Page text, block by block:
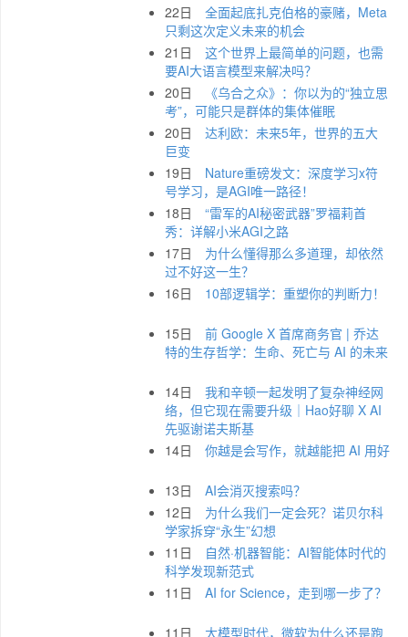
22日
全面起底扎克伯格的豪赌，Meta
只剩这次定义未来的机会
21日
这个世界上最简单的问题，也需
要AI大语言模型来解决吗？
20日
《乌合之众》：你以为的“独立思
考”，可能只是群体的集体催眠
20日
达利欧：未来5年，世界的五大
巨变
19日
Nature重磅发文：深度学习x符
号学习，是AGI唯一路径！
18日
“雷军的AI秘密武器”罗福莉首
秀：详解小米AGI之路
17日
为什么懂得那么多道理，却依然
过不好这一生？
16日
10部逻辑学：重塑你的判断力！
15日
前 Google X 首席商务官 | 乔达
特的生存哲学：生命、死亡与 AI 的未来
14日
我和辛顿一起发明了复杂神经网
络，但它现在需要升级｜Hao好聊 X AI
先驱谢诺夫斯基
14日
你越是会写作，就越能把 AI 用好
13日
AI会消灭搜索吗？
12日
为什么我们一定会死？诺贝尔科
学家拆穿“永生”幻想
11日
自然·机器智能：AI智能体时代的
科学发现新范式
11日
AI for Science，走到哪一步了？
11日 大模型时代，微软为什么还是跑